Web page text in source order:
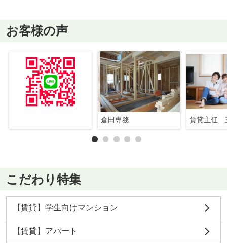
お客様の声
倉田専務 賃貸主任
こだわり特集
【賃貸】学生向けマンション
【賃貸】アパート